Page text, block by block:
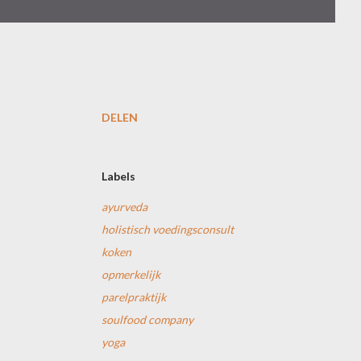
DELEN
Labels
ayurveda
holistisch voedingsconsult
koken
opmerkelijk
parelpraktijk
soulfood company
yoga